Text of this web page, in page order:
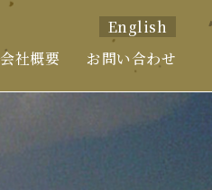
English
会社概要 お問い合わせ